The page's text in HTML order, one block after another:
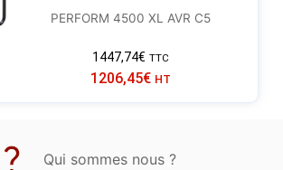
PERFORM 4500 XL AVR C5
1447,74€ TTC
1206,45€ HT
Qui sommes nous ?